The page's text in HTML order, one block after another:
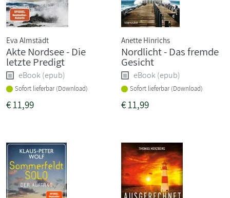
Eva Almstädt
Akte Nordsee - Die
letzte Predigt
eBook (epub)
Sofort lieferbar (Download)
€11,99
Anette Hinrichs
Nordlicht - Das fremde
Gesicht
eBook (epub)
Sofort lieferbar (Download)
€11,99